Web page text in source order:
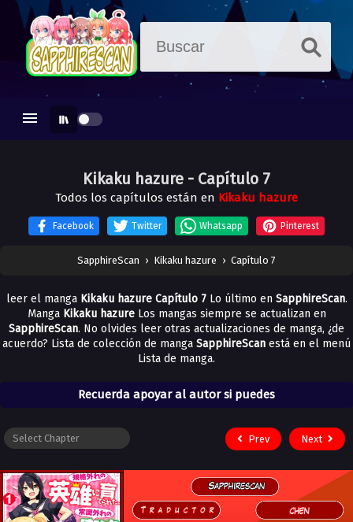
Kikaku hazure - Capítulo 7
Todos los capítulos están en Kikaku hazure
Facebook Twitter Whatsapp Pinterest
SapphireScan › Kikaku hazure › Capítulo 7
leer el manga Kikaku hazure Capítulo 7Lo último en SapphireScan.
Manga Kikaku hazure Los mangas siempre se actualizan en
SapphireScan. No olvides leer otras actualizaciones de manga, ¿de
acuerdo? Lista de colección de manga SapphireScan está en el menú
Lista de manga.
Recuerda apoyar al autor si puedes
Prev Next